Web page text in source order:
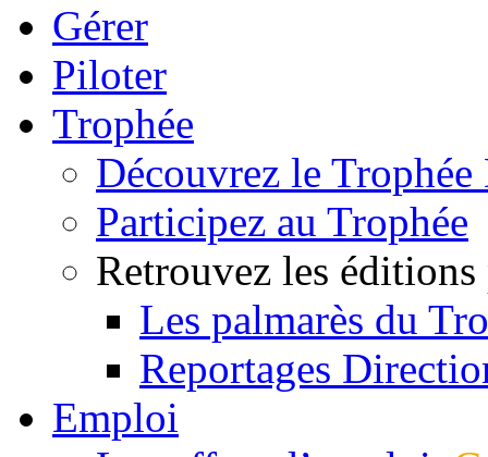
Gérer
Piloter
Trophée
Découvrez le
Participez au Trophée
Retrouvez les éditions
Les palmarès du
Reportages
Emploi